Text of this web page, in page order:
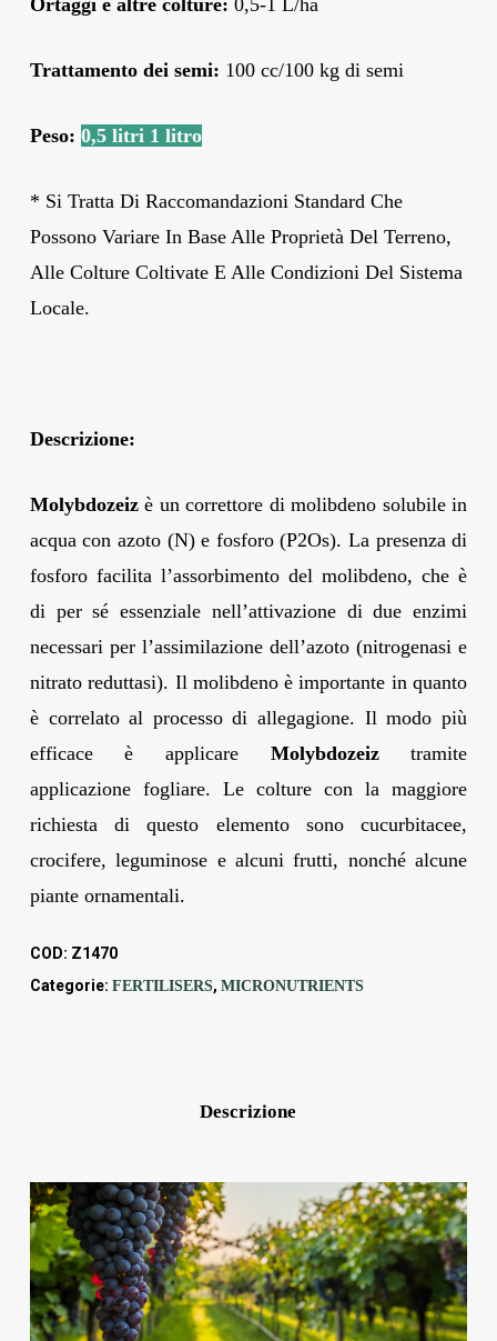
Trattamento dei semi: 100 cc/100 kg di semi
Peso: 0,5 litri 1 litro
* Si Tratta Di Raccomandazioni Standard Che
Possono Variare In Base Alle Proprietà Del Terreno,
Alle Colture Coltivate E Alle Condizioni Del Sistema
Locale.
Descrizione:
Molybdozeizè un correttore di molibdeno solubile in
acqua con azoto (N) e fosforo (P2Os). La presenza di
fosforo facilita l’assorbimento del molibdeno, che è
di per sé essenziale nell’attivazione di due enzimi
necessari per l’assimilazione dell’azoto (nitrogenasi e
nitrato reduttasi). Il molibdeno è importante in quanto
è correlato al processo di allegagione. Il modo più
efficace è applicare Molybdozeiztramite
applicazione fogliare. Le colture con la maggiore
richiesta di questo elemento sono cucurbitacee,
crocifere, leguminose e alcuni frutti, nonché alcune
piante ornamentali.
COD: Z1470
Categorie: FERTILISERS, MICRONUTRIENTS
Descrizione